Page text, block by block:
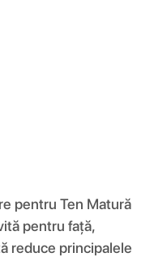
pentru Ten Matură
pentru față,
reduce principalele